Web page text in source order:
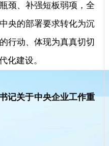
颈、补强短板弱项，全
央的部署要求转化为沉
行动、体现为真真切切
化建设。
记关于中央企业工作重